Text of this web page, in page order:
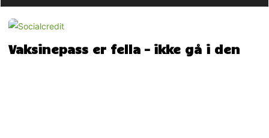
Vaksinepass er fella – ikke gå i den